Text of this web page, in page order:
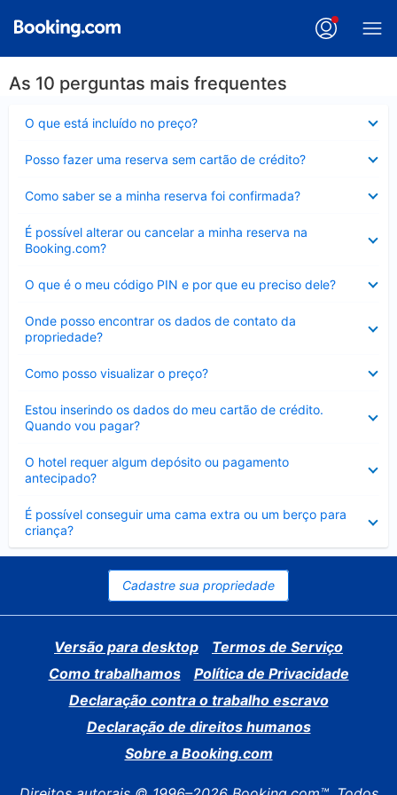
As 10 perguntas mais frequentes
O que está incluído no preço?
Posso fazer uma reserva sem cartão de crédito?
Como saber se a minha reserva foi confirmada?
É possível alterar ou cancelar a minha reserva na
Booking.com?
Contraído
O que é o meu código PIN e por que eu preciso dele?
Onde posso encontrar os dados de contato da
propriedade?
Como posso visualizar o preço?
Estou inserindo os dados do meu cartão de crédito.
Quando vou pagar?
O hotel requer algum depósito ou pagamento
antecipado?
É possível conseguir uma cama extra ou um berço para
criança?
Contraído
Cadastre sua propriedade
Versão para desktop
Termos de Serviço
Como trabalhamos
Política de Privacidade
Declaração contra o trabalho escravo
Declaração de direitos humanos
Sobre a Booking.com